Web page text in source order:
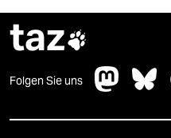
taz
Folgen Sie uns